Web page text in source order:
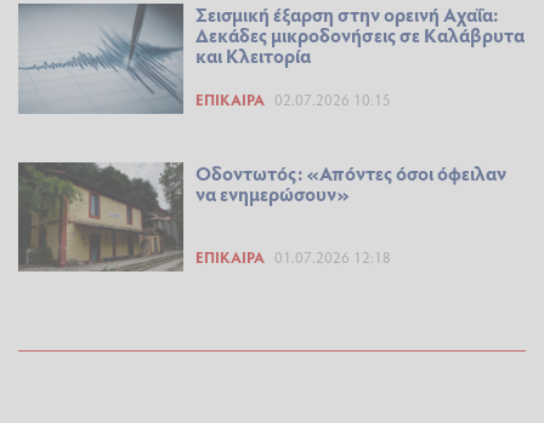
Σεισμική έξαρση στην ορεινή Αχαΐα:
Δεκάδες μικροδονήσεις σε Καλάβρυτα
και Κλειτορία
ΕΠΊΚΑΙΡΑ 02.07.2026 10:15
Οδοντωτός: «Απόντες όσοι όφειλαν
να ενημερώσουν»
ΕΠΊΚΑΙΡΑ 01.07.2026 12:18